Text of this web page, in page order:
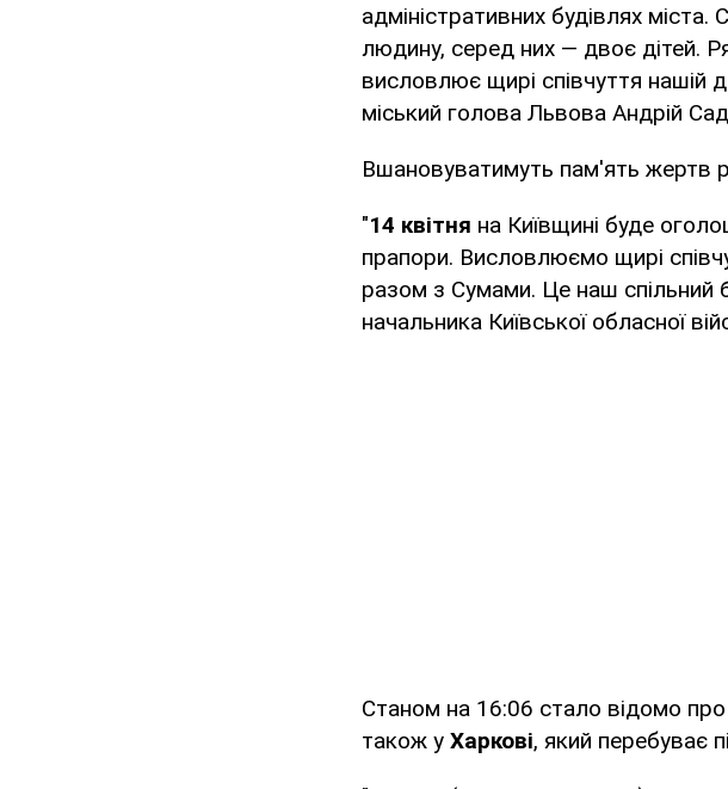
адміністративних будівлях
людину, серед них — двоє дітей.
висловлює щирі співчуття нашій
міський голова Львова Андрій
Вшановуватимуть пам'ять жертв
"14 квітня на Київщині буде
прапори. Висловлюємо щирі
разом з Сумами. Це наш спільний
начальника Київської обласної
Станом на 16:06 стало відомо
також у Харкові, який перебуває